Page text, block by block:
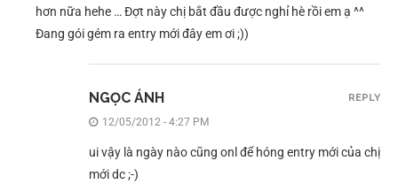
hơn nữa hehe … Đợt này chị bắt đầu được nghỉ hè rồi em ạ ^^
Đang gói gém ra entry mới đây em ơi ;))
NGỌC ÁNH
12/05/2012 - 4:27 PM
ui vậy là ngày nào cũng onl để hóng entry mới của chị
mới dc ;-)
REPLY